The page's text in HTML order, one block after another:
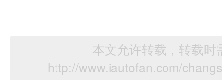
本文允许转载，转载
http://www.iautofan.com/